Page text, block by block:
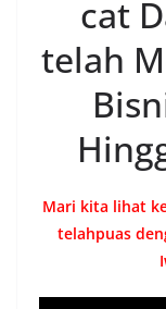
cat
telah
Mari kita lihat
telahpuas